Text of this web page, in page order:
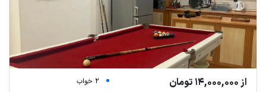
از 14,000,000 تومان
2 خواب